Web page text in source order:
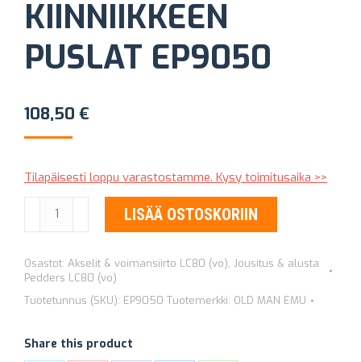
KIINNIIKKEEN
PUSLAT EP9050
108,50 €
Tilapäisesti loppu varastostamme. Kysy toimitusaika >>
ETUTUKIVARSIEN
PUSLAT
EP9050
LISÄÄ OSTOSKORIIN
Osastot: Akselit & voimansiirto LC80 (vo), Jousitus & alusta
Pedders LC80 (vo)
Tuotetunnus (SKU): EP9050 Tuotemerkki: OLD MAN EMU
Share this product